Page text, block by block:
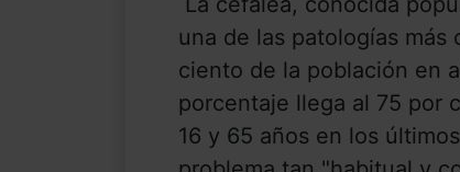
una de las patologías
ciento de la población en
porcentaje llega al 75 por
16 y 65 años en los